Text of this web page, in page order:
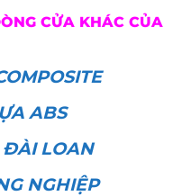
CỬA KHÁC CỦA
ABS
ĐÀI LOAN
NGHIỆP